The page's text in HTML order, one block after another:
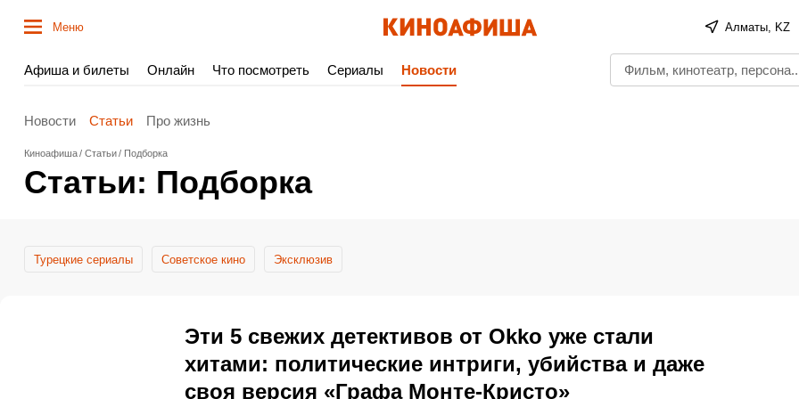
Меню Алматы, KZ
Афиша и билеты Онлайн Что посмотреть Сериалы Новости
Новости Статьи Про жизнь
Киноафиша Статьи Подборка
Статьи: Подборка
Турецкие сериалы Cоветское кино Эксклюзив
Эти 5 свежих детективов от Okko уже стали
хитами: политические интриги, убийства и даже
своя версия «Графа Монте-Кристо»